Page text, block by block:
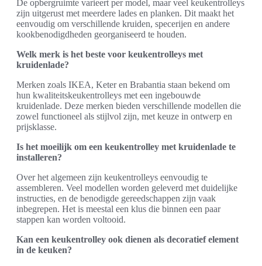
De opbergruimte varieert per model, maar veel keukentrolleys
zijn uitgerust met meerdere lades en planken. Dit maakt het
eenvoudig om verschillende kruiden, specerijen en andere
kookbenodigdheden georganiseerd te houden.
Welk merk is het beste voor keukentrolleys met
kruidenlade?
Merken zoals IKEA, Keter en Brabantia staan bekend om
hun kwaliteitskeukentrolleys met een ingebouwde
kruidenlade. Deze merken bieden verschillende modellen die
zowel functioneel als stijlvol zijn, met keuze in ontwerp en
prijsklasse.
Is het moeilijk om een keukentrolley met kruidenlade te
installeren?
Over het algemeen zijn keukentrolleys eenvoudig te
assembleren. Veel modellen worden geleverd met duidelijke
instructies, en de benodigde gereedschappen zijn vaak
inbegrepen. Het is meestal een klus die binnen een paar
stappen kan worden voltooid.
Kan een keukentrolley ook dienen als decoratief element
in de keuken?